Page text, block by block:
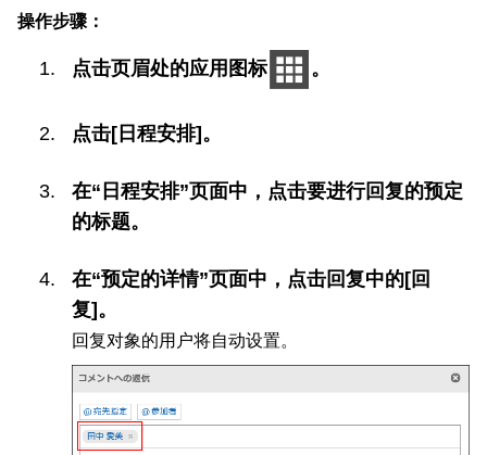
操作步骤：
点击页眉处的应用图标 。
点击[日程安排]。
在“日程安排”页面中，点击要进行回复的预定
的标题。
在“预定的详情”页面中，点击回复中的[回
复]。
回复对象的用户将自动设置。